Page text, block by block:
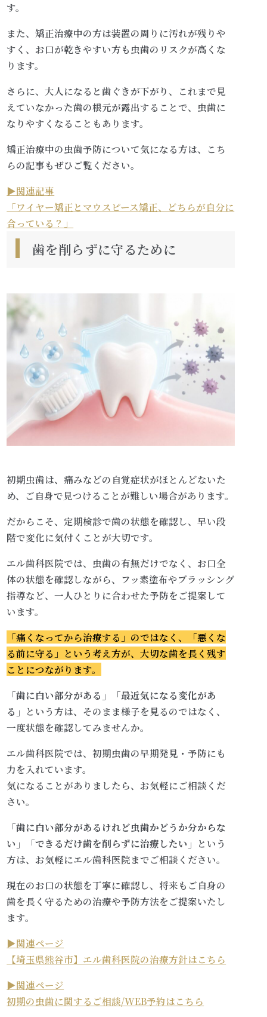
す。
また、矯正治療中の方は装置の周りに汚れが残りや
すく、お口が乾きやすい方も虫歯のリスクが高くな
ります。
さらに、大人になると歯ぐきが下がり、これまで見
えていなかった歯の根元が露出することで、虫歯に
なりやすくなることもあります。
矯正治療中の虫歯予防について気になる方は、こち
らの記事もぜひご覧ください。
▶︎関連記事
「ワイヤー矯正とマウスピース矯正、どちらが自分に
合っている？」
歯を削らずに守るために
初期虫歯は、痛みなどの自覚症状がほとんどないた
め、ご自身で見つけることが難しい場合があります。
だからこそ、定期検診で歯の状態を確認し、早い段
階で変化に気付くことが大切です。
エル歯科医院では、虫歯の有無だけでなく、お口全
体の状態を確認しながら、フッ素塗布やブラッシング
指導など、一人ひとりに合わせた予防をご提案して
います。
「痛くなってから治療する」のではなく、「悪くな
る前に守る」という考え方が、大切な歯を長く残す
ことにつながります。
「歯に白い部分がある」「最近気になる変化があ
る」 という方は、そのまま様子を見るのではなく、
一度状態を確認してみませんか。
エル歯科医院では、初期虫歯の早期発見・予防にも
力を入れています。
気になることがありましたら、お気軽にご相談くだ
さい。
「歯に白い部分があるけれど虫歯かどうか分からな
い」「できるだけ歯を削らずに治療したい」 という
方は、お気軽にエル歯科医院までご相談ください。
現在のお口の状態を丁寧に確認し、将来もご自身の
歯を長く守るための治療や予防方法をご提案いたし
ます。
▶︎関連ページ
【埼玉県熊谷市】エル歯科医院の治療方針はこちら
▶︎関連ページ
初期の虫歯に関するご相談/WEB予約はこちら